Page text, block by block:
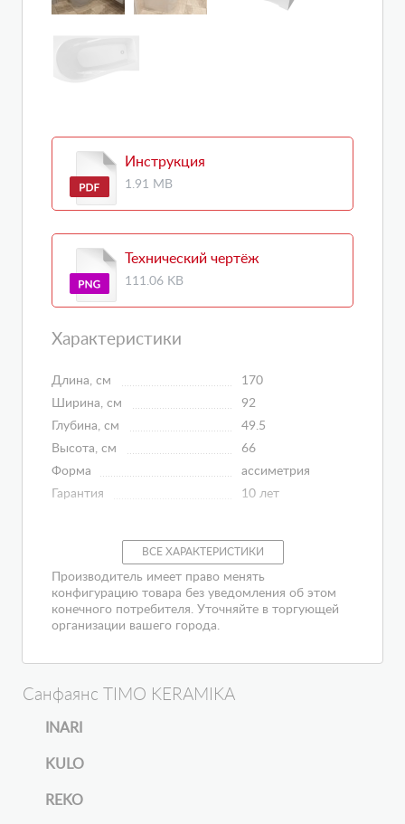
Инструкция
1.91 MB
Технический чертёж
111.06 KB
Характеристики
Длина, см
170
Ширина, см
92
Глубина, см
49.5
Высота, см
66
Форма
ассиметрия
Гарантия
10 лет
ВСЕ ХАРАКТЕРИСТИКИ
Производитель имеет право менять
конфигурацию товара без уведомления об этом
конечного потребителя. Уточняйте в торгующей
организации вашего города.
Санфаянс TIMO KERAMIKA
INARI
KULO
REKO